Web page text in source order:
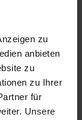
zu
anbieten
zu
zu Ihrer
für
Unsere
wirkt.
zu
und
oder